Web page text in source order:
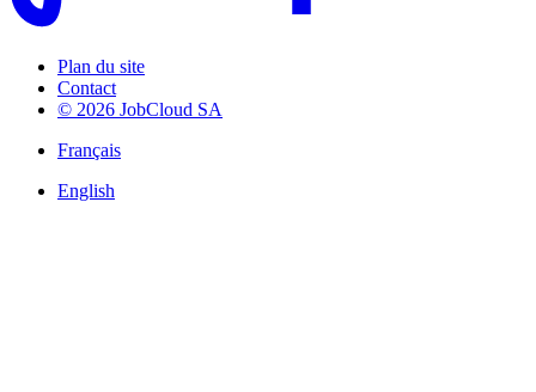
Plan du site
Contact
© 2026 JobCloud SA
Français
English